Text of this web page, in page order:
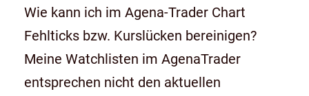
Wie kann ich im Agena-Trader Chart
Fehlticks bzw. Kurslücken bereinigen?
Meine Watchlisten im AgenaTrader
entsprechen nicht den aktuellen